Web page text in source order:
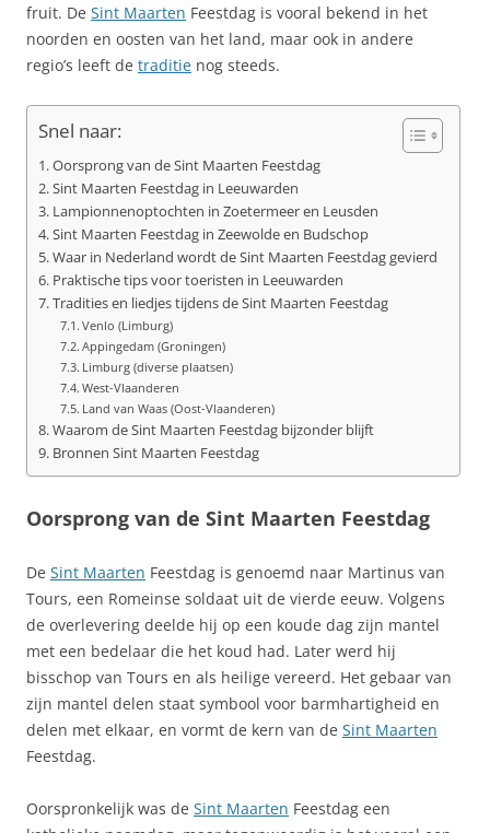
fruit. De Sint Maarten Feestdag is vooral bekend in het
noorden en oosten van het land, maar ook in andere
regio’s leeft de traditie nog steeds.
Snel naar:
Oorsprong van de Sint Maarten Feestdag
Sint Maarten Feestdag in Leeuwarden
Lampionnenoptochten in Zoetermeer en Leusden
Sint Maarten Feestdag in Zeewolde en Budschop
Waar in Nederland wordt de Sint Maarten Feestdag gevierd
Praktische tips voor toeristen in Leeuwarden
Tradities en liedjes tijdens de Sint Maarten Feestdag
Venlo (Limburg)
Appingedam (Groningen)
Limburg (diverse plaatsen)
West-Vlaanderen
Land van Waas (Oost-Vlaanderen)
Waarom de Sint Maarten Feestdag bijzonder blijft
Bronnen Sint Maarten Feestdag
Oorsprong van de Sint Maarten Feestdag
De Sint Maarten Feestdag is genoemd naar Martinus van
Tours, een Romeinse soldaat uit de vierde eeuw. Volgens
de overlevering deelde hij op een koude dag zijn mantel
met een bedelaar die het koud had. Later werd hij
bisschop van Tours en als heilige vereerd. Het gebaar van
zijn mantel delen staat symbool voor barmhartigheid en
delen met elkaar, en vormt de kern van de Sint Maarten
Feestdag.
Oorspronkelijk was de Sint Maarten Feestdag een